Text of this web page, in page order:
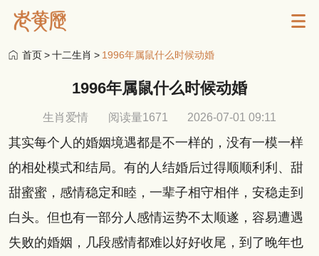
首页>十二生肖 > 1996年属鼠什么时候动婚
1996年属鼠什么时候动婚
生肖爱情 阅读量1671 2026-07-01 09:11
其实每个人的婚姻境遇都是不一样的，没有一模一样
的相处模式和结局。有的人结婚后过得顺顺利利、甜
甜蜜蜜，感情稳定和睦，一辈子相守相伴，安稳走到
白头。但也有一部分人感情运势不太顺遂，容易遭遇
失败的婚姻，几段感情都难以好好收尾，到了晚年也